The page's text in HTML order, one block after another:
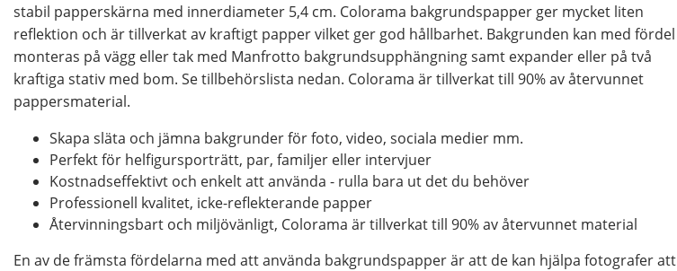
stabil papperskärna med innerdiameter 5,4 cm. Colorama bakgrundspapper ger mycket liten
reflektion och är tillverkat av kraftigt papper vilket ger god hållbarhet. Bakgrunden kan med fördel
monteras på vägg eller tak med Manfrotto bakgrundsupphängning samt expander eller på två
kraftiga stativ med bom. Se tillbehörslista nedan. Colorama är tillverkat till 90% av återvunnet
pappersmaterial.
Skapa släta och jämna bakgrunder för foto, video, sociala medier mm.
Perfekt för helfigursporträtt, par, familjer eller intervjuer
Kostnadseffektivt och enkelt att använda - rulla bara ut det du behöver
Professionell kvalitet, icke-reflekterande papper
Återvinningsbart och miljövänligt, Colorama är tillverkat till 90% av återvunnet material
En av de främsta fördelarna med att använda bakgrundspapper är att de kan hjälpa fotografer att